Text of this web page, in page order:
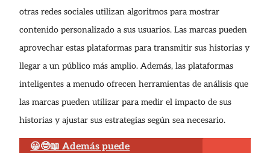
otras redes sociales utilizan algoritmos para mostrar
contenido personalizado a sus usuarios. Las marcas pueden
aprovechar estas plataformas para transmitir sus historias y
llegar a un público más amplio. Además, las plataformas
inteligentes a menudo ofrecen herramientas de análisis que
las marcas pueden utilizar para medir el impacto de sus
historias y ajustar sus estrategias según sea necesario.
😀🤓📖 Además puede